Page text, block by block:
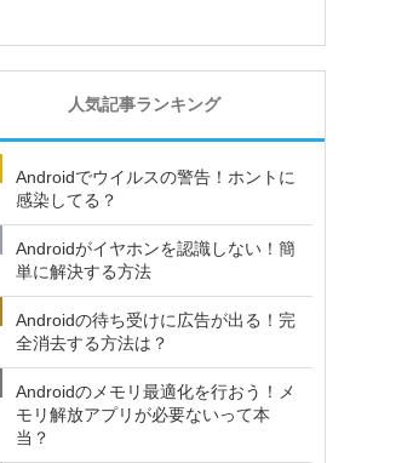
人気記事ランキング
Androidでウイルスの警告！ホントに
感染してる？
Androidがイヤホンを認識しない！簡
単に解決する方法
Androidの待ち受けに広告が出る！完
全消去する方法は？
Androidのメモリ最適化を行おう！メ
モリ解放アプリが必要ないって本
当？